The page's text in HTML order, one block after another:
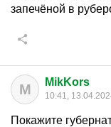
запечёной в
M MikKors
10:41,
Покажите